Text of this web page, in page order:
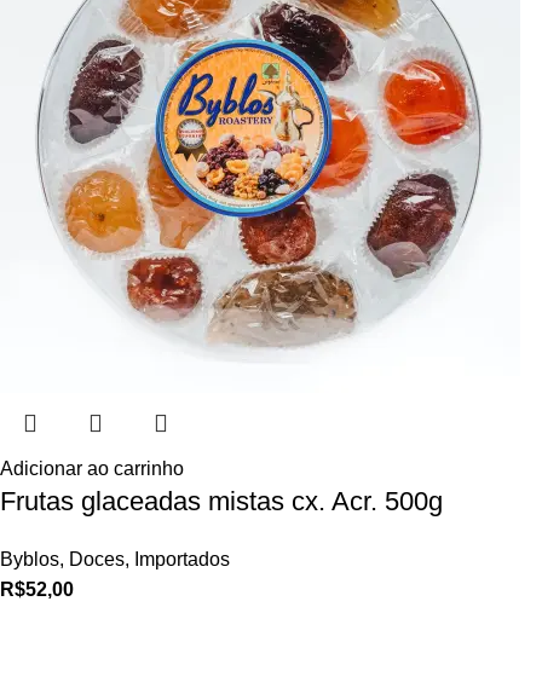
Adicionar ao carrinho
Frutas glaceadas mistas cx. Acr. 500g
Byblos, Doces, Importados
R$52,00